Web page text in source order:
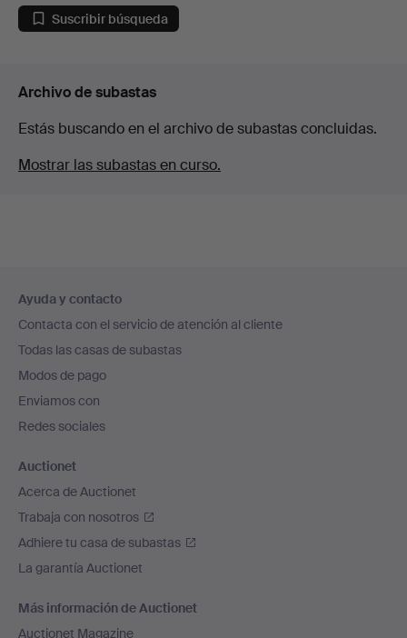
Suscribir búsqueda
Archivo de subastas
Estás buscando en el archivo de subastas concluidas.
Mostrar las subastas en curso.
en
el
pie
de
página
Ayuda y contacto
Contacta con el servicio de atención al cliente
Todas las casas de subastas
Modos de pago
Enviamos con
Redes sociales
Auctionet
Acerca de Auctionet
Trabaja con nosotros
Adhiere tu casa de subastas
La garantía Auctionet
Más información de Auctionet
Auctionet Magazine